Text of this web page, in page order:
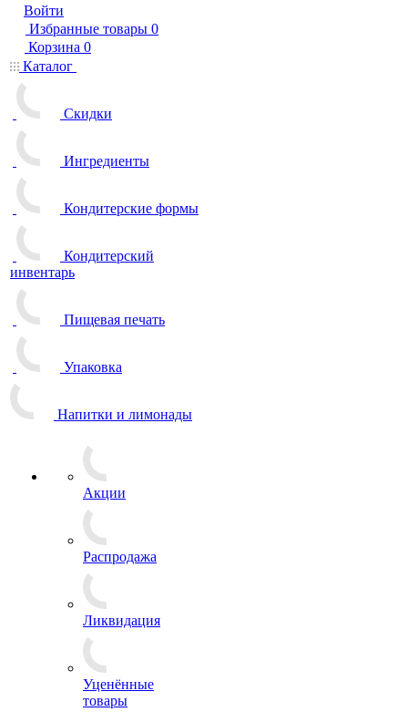
Войти
Избранные товары 0
Корзина 0
Каталог
Скидки
Ингредиенты
Кондитерские формы
Кондитерский
инвентарь
Пищевая печать
Упаковка
Напитки и лимонады
Акции
Распродажа
Ликвидация
Уценённые
товары